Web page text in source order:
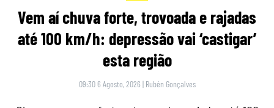
Vem aí chuva forte, trovoada e rajadas
até 100 km/h: depressão vai ‘castigar’
esta região
09:30 6 Agosto, 2026 | Rubén Gonçalves